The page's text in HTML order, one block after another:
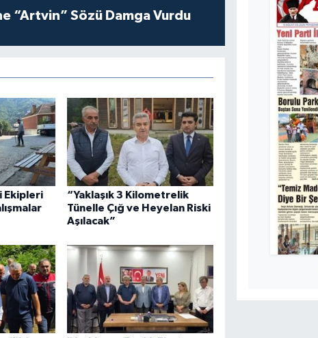
“Artvin” Sözü Damga Vurdu
Ekipleri
“Yaklaşık 3 Kilometrelik
Tünelle Çığ ve Heyelan Riski
Aşılacak”